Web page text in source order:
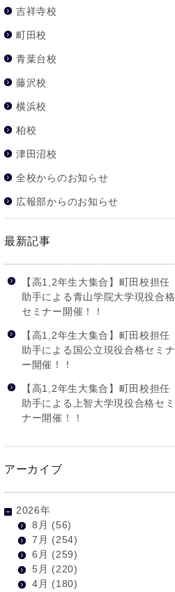
吉祥寺校
町田校
青葉台校
藤沢校
横浜校
柏校
津田沼校
全校からのお知らせ
広報部からのお知らせ
最新記事
【高1,2年生大集合】町田校担任
助手による青山学院大学現役合格
セミナー開催！！
【高1,2年生大集合】町田校担任
助手による国公立現役合格セミナ
ー開催！！
【高1,2年生大集合】町田校担任
助手による上智大学現役合格セミ
ナー開催！！
アーカイブ
2026年
8月 (56)
7月 (254)
6月 (259)
5月 (220)
4月 (180)